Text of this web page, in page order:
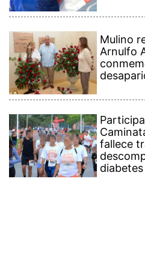
Mulino
Arnulfo
fallece
diabetes